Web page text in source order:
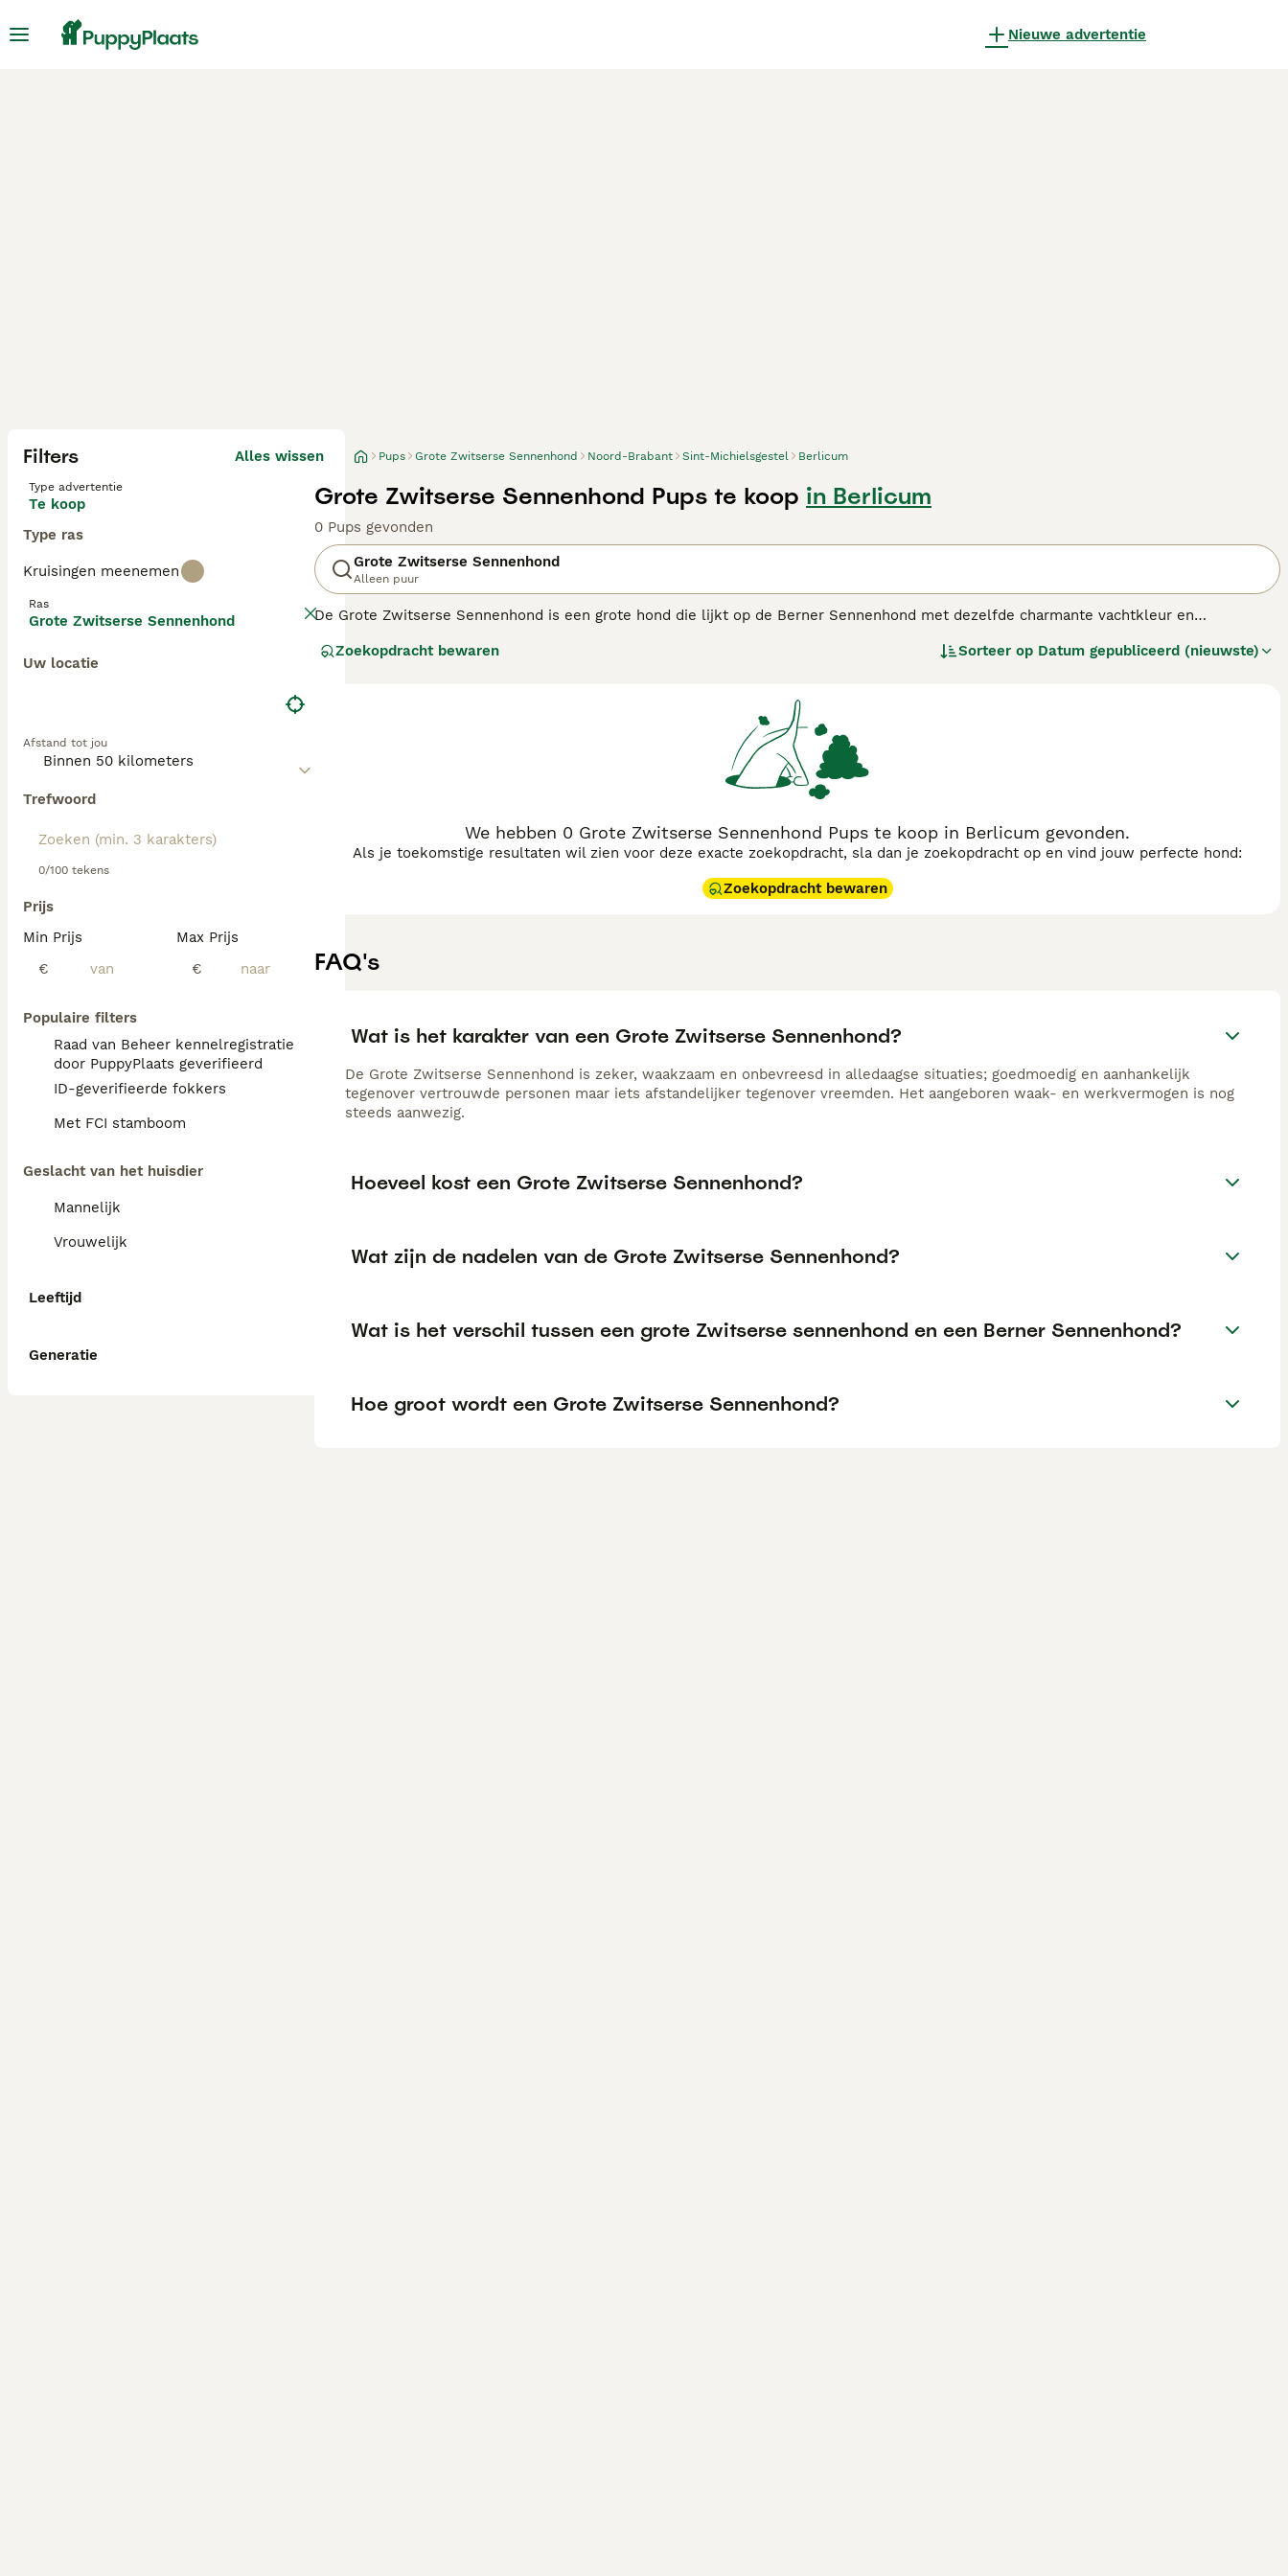
Nieuwe advertentie
Filters Alles wissen
Type advertentie
Te koop
Type ras
Kruisingen meenemen
Ras
Grote Zwitserse Sennenhond
Uw locatie
Afstand tot jou
Trefwoord
0/100 tekens
Prijs
Min Prijs
€
Max Prijs
€
Populaire filters
Raad van Beheer kennelregistratie
door PuppyPlaats geverifieerd
ID-geverifieerde fokkers
Met FCI stamboom
Geslacht van het huisdier
Mannelijk
Vrouwelijk
Leeftijd
Generatie
Pups Grote Zwitserse Sennenhond Noord-Brabant Sint-Michielsgestel Berlicum
Grote Zwitserse Sennenhond Pups te koop in Berlicum
0 Pups gevonden
Grote Zwitserse Sennenhond
Alleen puur
De Grote Zwitserse Sennenhond is een grote hond die lijkt op de Berner Sennenhond met dezelfde charmante vachtkleur en
stellen.
Zoekopdracht bewaren Sorteer op Datum gepubliceerd (nieuwste)
We hebben 0 Grote Zwitserse Sennenhond Pups te koop in Berlicum gevonden.
Als je toekomstige resultaten wil zien voor deze exacte zoekopdracht, sla dan je zoekopdracht op en vind jouw perfecte hond:
Zoekopdracht bewaren
FAQ's
Wat is het karakter van een Grote Zwitserse Sennenhond?
De Grote Zwitserse Sennenhond is zeker, waakzaam en onbevreesd in alledaagse situaties; goedmoedig en aanhankelijk
tegenover vertrouwde personen maar iets afstandelijker tegenover vreemden. Het aangeboren waak- en werkvermogen is nog
steeds aanwezig.
Hoeveel kost een Grote Zwitserse Sennenhond?
Wat zijn de nadelen van de Grote Zwitserse Sennenhond?
Wat is het verschil tussen een grote Zwitserse sennenhond en een Berner Sennenhond?
Hoe groot wordt een Grote Zwitserse Sennenhond?